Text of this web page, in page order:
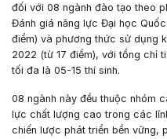
đối với 08 ngành đào tạo theo
Đánh giá năng lực Đại học
điểm) và phương thức sử dụng
2022 (từ 17 điểm), với tổng chỉ
tối đa là 05-15 thí sinh.
08 ngành này đều thuộc nhóm
lực chất lượng cao trong các
chiến lược phát triển bền vững,